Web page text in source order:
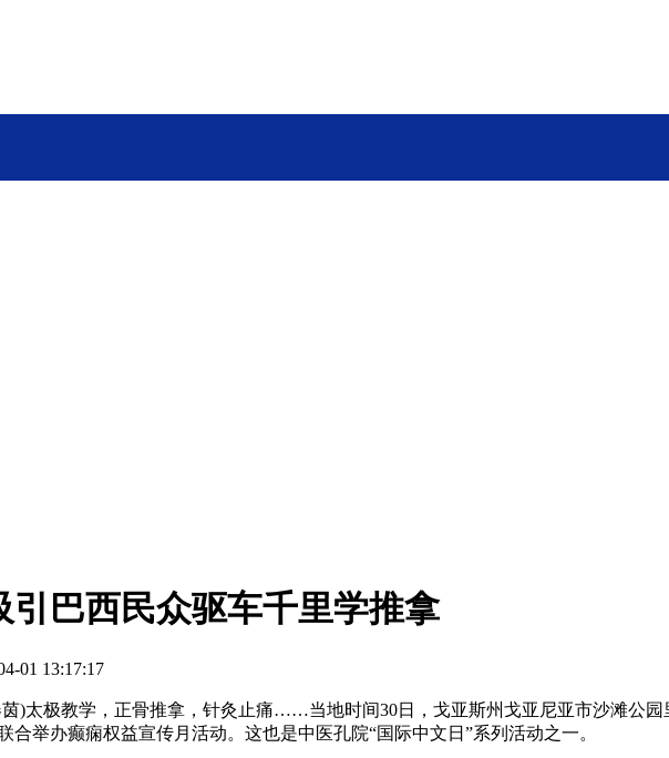
巴西民众驱车千里学推拿
01 13:17:17
太极教学，正骨推拿，针灸止痛……当地时间30日，戈亚斯州戈亚尼亚市沙滩公园
举办癫痫权益宣传月活动。这也是中医孔院“国际中文日”系列活动之一。